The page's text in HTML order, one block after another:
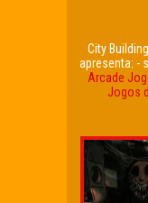
City
apresenta: -
Arcade
Jogos